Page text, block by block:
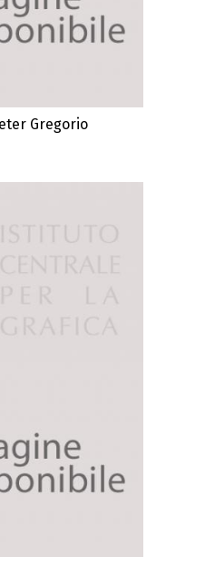
Gregorio